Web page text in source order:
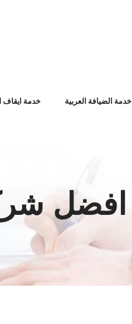
خدمة الضيافة العربية خدمة ايقاف
افضل